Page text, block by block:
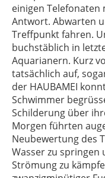
einigen Telefonaten
Antwort. Abwarten
Treffpunkt fahren.
buchstäblich in
Aquarianern. Kurz
tatsächlich auf,
der HAUBAMEI
Schwimmer
Schilderung über
Morgen führten
Neubewertung des
Wasser zu springen
Strömung zu